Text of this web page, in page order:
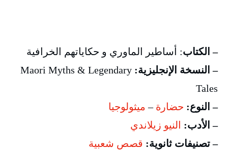
– الكتاب: أساطير الماوري و حكاياتهم الخرافية
– النسخة الإنجليزية: Maori Myths & Legendary
Tales
– النوع: حضارة – ميثولوجيا
– الأدب: النيو زيلاندي
– تصنيفات ثانوية: قصص شعبية